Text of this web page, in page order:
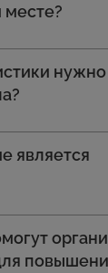
месте?
является